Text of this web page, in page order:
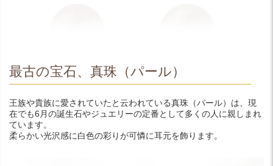
最古の宝石、真珠（パール）
王族や貴族に愛されていたと云われている真珠（パール）は、現
在でも6月の誕生石やジュエリーの定番として多くの人に親しまれ
ています。
柔らかい光沢感に白色の彩りが可憐に耳元を飾ります。